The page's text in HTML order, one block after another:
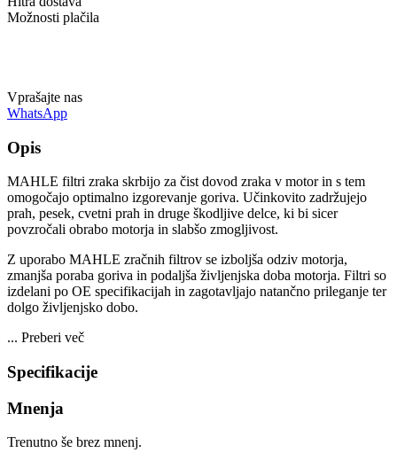
Možnosti plačila
Vprašajte nas
WhatsApp
Opis
MAHLE filtri zraka skrbijo za čist dovod zraka v motor in s tem
omogočajo optimalno izgorevanje goriva. Učinkovito zadržujejo
prah, pesek, cvetni prah in druge škodljive delce, ki bi sicer
povzročali obrabo motorja in slabšo zmogljivost.
Z uporabo MAHLE zračnih filtrov se izboljša odziv motorja,
zmanjša poraba goriva in podaljša življenjska doba motorja. Filtri so
izdelani po OE specifikacijah in zagotavljajo natančno prileganje ter
dolgo življenjsko dobo.
... Preberi več
Specifikacije
Mnenja
Trenutno še brez mnenj.